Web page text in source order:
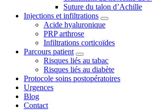
Suture du talon d’Achille
Injections et infiltrations
Acide hyaluronique
PRP arthrose
Infiltrations corticoïdes
Parcours patient
Risques liés au tabac
Risques liés au diabète
Protocole soins postopératoires
Urgences
Blog
Contact